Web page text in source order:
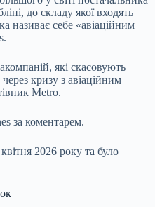
до складу якої входять
називає себе «авіаційним
які скасовують
кризу з авіаційним
Metro.
за коментарем.
2026 року та було